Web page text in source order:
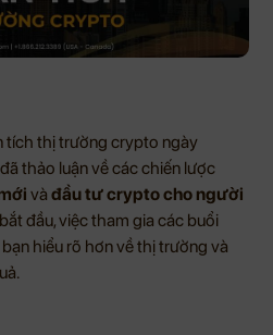
tích thị trường crypto ngày
thảo luận về các chiến lược
và đầu tư crypto cho người
đầu, việc tham gia các buổi
hiểu rõ hơn về thị trường và